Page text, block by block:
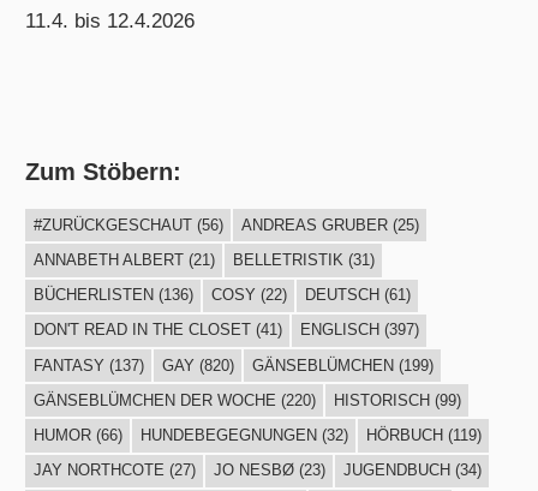
11.4. bis 12.4.2026
Zum Stöbern:
#ZURÜCKGESCHAUT(56) ANDREAS GRUBER(25)
ANNABETH ALBERT(21) BELLETRISTIK(31)
BÜCHERLISTEN (136) COSY (22) DEUTSCH (61)
DON'T READ IN THE CLOSET(41) ENGLISCH (397)
FANTASY (137) GAY (820) GÄNSEBLÜMCHEN(199)
GÄNSEBLÜMCHEN DER WOCHE (220) HISTORISCH (99)
HUMOR(66) HUNDEBEGEGNUNGEN (32) HÖRBUCH (119)
JAY NORTHCOTE (27) JO NESBØ(23) JUGENDBUCH (34)